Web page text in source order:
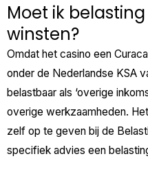
Moet ik
winsten?
Omdat het casino een
onder de Nederlandse KSA
belastbaar als ‘overige
overige werkzaamheden.
zelf op te geven bij de
specifiek advies een